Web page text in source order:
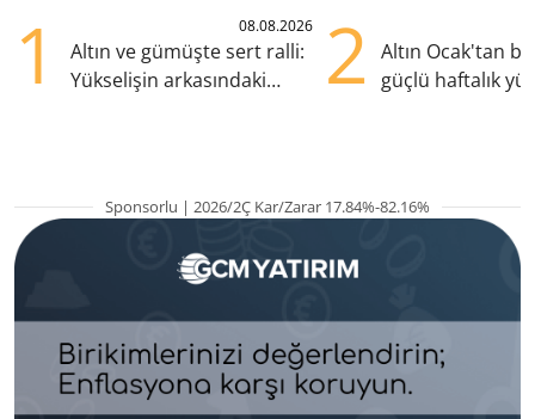
1 08.08.2026
Altın ve gümüşte sert ralli:
Yükselişin arkasındaki
2
Altın Ocak'tan
güçlü haftalık
Sponsorlu | 2026/2Ç Kar/Zarar 17.84%-82.16%